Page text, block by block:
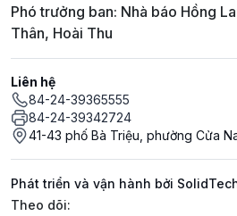
Phó trưởng ban: Nhà báo Hồng
Thân, Hoài Thu
Liên hệ
84-24-39365555
84-24-39342724
41-43 phố Bà Triệu, phường Cửa
Phát triển và vận hành bởi
Mạng xã hội
Theo dõi: